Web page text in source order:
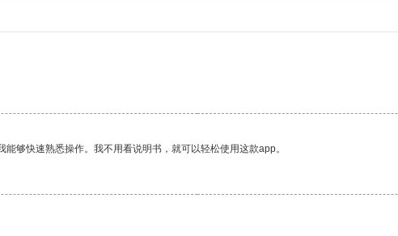
够快速熟悉操作。我不用看说明书，就可以轻松使用这款app。